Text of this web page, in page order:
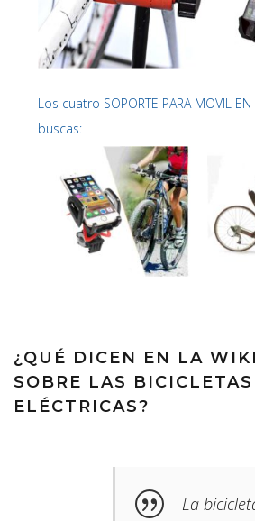
Los cuatro SOPORTE PARA MOVIL
buscas:
¿QUÉ DICEN EN LA
SOBRE LAS BICICLETAS
ELÉCTRICAS?
La